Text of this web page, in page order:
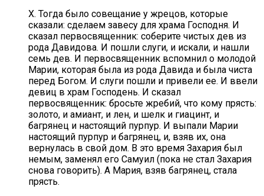
X. Тогда было совещание у жрецов, которые
сказали: сделаем завесу для храма Господня. И
сказал первосвященник: соберите чистых дев из
рода Давидова. И пошли слуги, и искали, и нашли
семь дев. И первосвященник вспомнил о молодой
Марии, которая была из рода Давида и была чиста
перед Богом. И слуги пошли и привели ее. И ввели
девиц в храм Господень. И сказал
первосвященник: бросьте жребий, что кому прясть:
золото, и амиант, и лен, и шелк и гиацинт, и
багрянец и настоящий пурпур. И выпали Марии
настоящий пурпур и багрянец, и, взяв их, она
вернулась в свой дом. В это время Захария был
немым, заменял его Самуил (пока не стал Захария
снова говорить). А Мария, взяв багрянец, стала
прясть.